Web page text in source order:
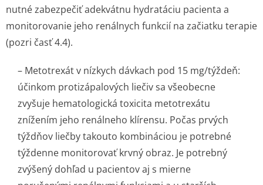
nutné zabezpečiť adekvátnu hydratáciu pacienta a
monitorovanie jeho renálnych funkcií na začiatku terapie
(pozri časť 4.4).
– Metotrexát v nízkych dávkach pod 15 mg/týždeň:
účinkom protizápalových liečiv sa všeobecne
zvyšuje hematologická toxicita metotrexátu
znížením jeho renálneho klírensu. Počas prvých
týždňov liečby takouto kombináciou je potrebné
týždenne monitorovať krvný obraz. Je potrebný
zvýšený dohľad u pacientov aj s mierne